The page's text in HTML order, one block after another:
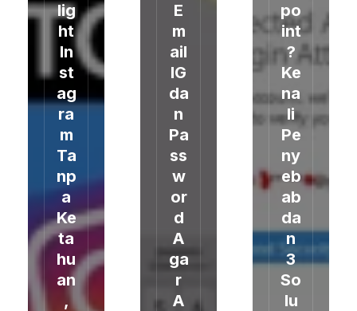
lig
ht
In
st
ag
ra
m
Ta
np
a
Ke
ta
hu
an
,
E
m
ail
IG
da
n
Pa
ss
w
or
d
A
ga
r
A
po
int
?
Ke
na
li
Pe
ny
eb
ab
da
n
3
So
lu